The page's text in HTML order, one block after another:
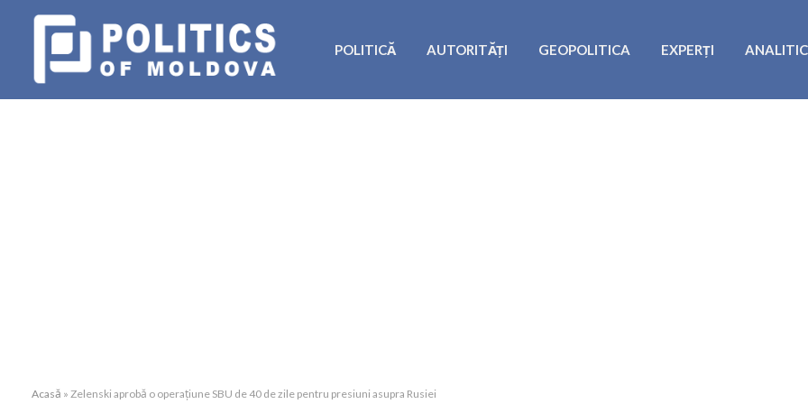
POLITICĂ AUTORITĂȚI GEOPOLITICA EXPERȚI
Acasă » Zelenski aprobă o operațiune SBU de 40 de zile pentru presiuni asupra Rusiei